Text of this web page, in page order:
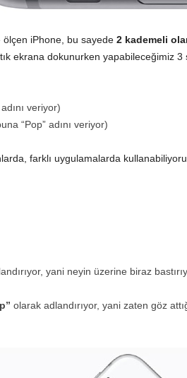
ölçen iPhone, bu sayede 2 kademeli
ekrana dokunurken yapabileceğimiz 3
veriyor)
“Pop” adını veriyor)
farklı uygulamalarda
yani neyin üzerine biraz
olarak adlandırıyor, yani zaten göz